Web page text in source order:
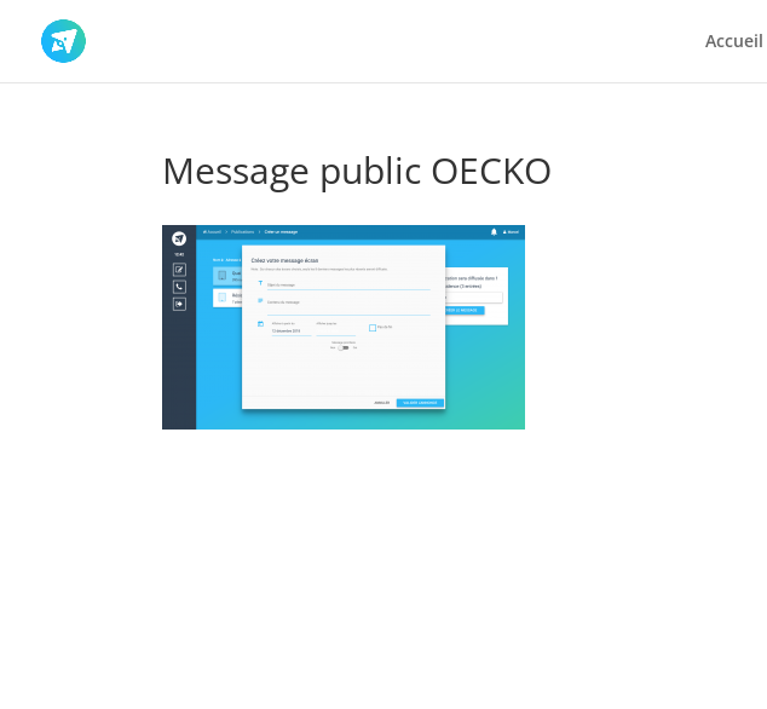
Accueil
Message public OECKO